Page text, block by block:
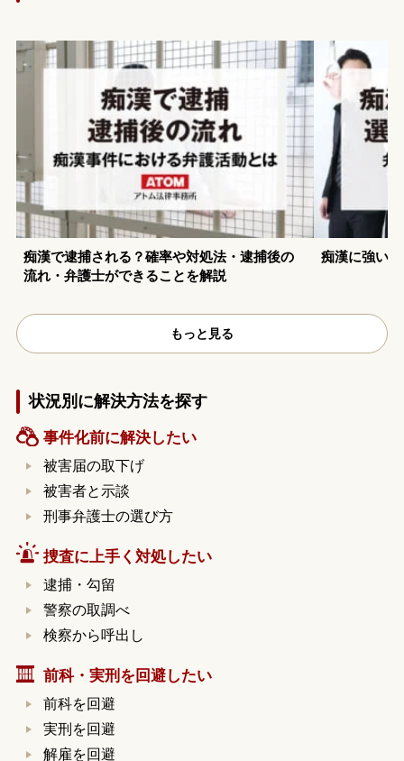
痴漢で逮捕される？確率や対処法・逮捕後の
流れ・弁護士ができることを解説
痴漢に強い
もっと見る
状況別に解決方法を探す
事件化前に解決したい
被害届の取下げ
被害者と示談
刑事弁護士の選び方
捜査に上手く対処したい
逮捕・勾留
警察の取調べ
検察から呼出し
前科・実刑を回避したい
前科を回避
実刑を回避
解雇を回避